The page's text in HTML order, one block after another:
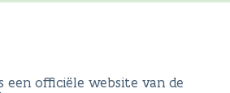
een officiële website van de